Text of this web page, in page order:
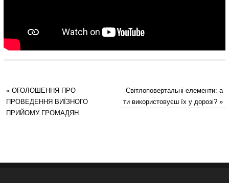
«ОГОЛОШЕННЯ ПРО
ПРОВЕДЕННЯ ВИЇЗНОГО
ПРИЙОМУ ГРОМАДЯН
Світлоповертальні елементи: а
ти використовуєш їх у дорозі?»